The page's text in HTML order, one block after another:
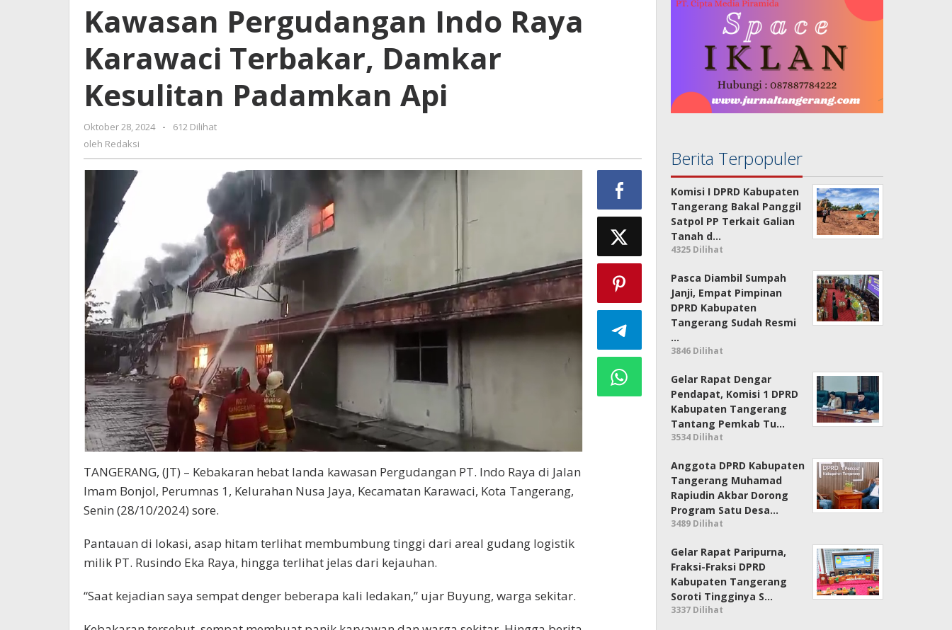
Raya
Karawaci
Terbakar,
Damkar
Padamkan
Api
Kawasan Pergudangan Indo Raya
Karawaci Terbakar, Damkar
Kesulitan Padamkan Api
Oktober 28, 2024
oleh
-
612 Dilihat
oleh Redaksi
TANGERANG, (JT) – Kebakaran hebat landa kawasan Pergudangan PT. Indo Raya di Jalan
Imam Bonjol, Perumnas 1, Kelurahan Nusa Jaya, Kecamatan Karawaci, Kota Tangerang,
Senin (28/10/2024) sore.
Pantauan di lokasi, asap hitam terlihat membumbung tinggi dari areal gudang logistik
milik PT. Rusindo Eka Raya, hingga terlihat jelas dari kejauhan.
“Saat kejadian saya sempat denger beberapa kali ledakan,” ujar Buyung, warga sekitar.
Berita Terpopuler
Komisi I DPRD Kabupaten
Tangerang Bakal Panggil
Satpol PP Terkait Galian
Tanah d…
4325 Dilihat
Pasca Diambil Sumpah
Janji, Empat Pimpinan
DPRD Kabupaten
Tangerang Sudah Resmi
…
3846 Dilihat
Gelar Rapat Dengar
Pendapat, Komisi 1 DPRD
Kabupaten Tangerang
Tantang Pemkab Tu…
3534 Dilihat
Anggota DPRD Kabupaten
Tangerang Muhamad
Rapiudin Akbar Dorong
Program Satu Desa…
3489 Dilihat
Gelar Rapat Paripurna,
Fraksi-Fraksi DPRD
Kabupaten Tangerang
Soroti Tingginya S…
3337 Dilihat